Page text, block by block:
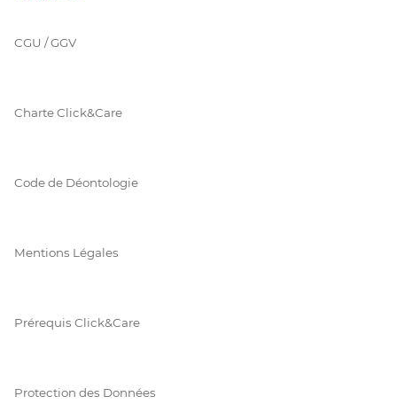
CGU / GGV
Charte Click&Care
Code de Déontologie
Mentions Légales
Prérequis Click&Care
Protection des Données